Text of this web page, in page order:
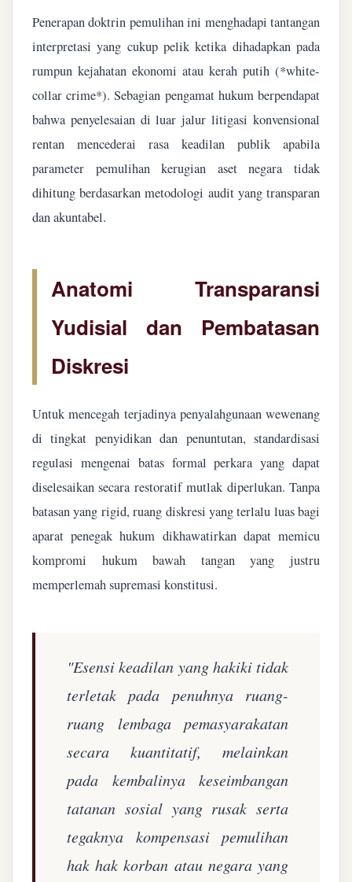
Penerapan doktrin pemulihan ini menghadapi tantangan
interpretasi yang cukup pelik ketika dihadapkan pada
rumpun kejahatan ekonomi atau kerah putih (*white-
collar crime*). Sebagian pengamat hukum berpendapat
bahwa penyelesaian di luar jalur litigasi konvensional
rentan mencederai rasa keadilan publik apabila
parameter pemulihan kerugian aset negara tidak
dihitung berdasarkan metodologi audit yang transparan
dan akuntabel.
Anatomi Transparansi
Yudisial dan Pembatasan
Diskresi
Untuk mencegah terjadinya penyalahgunaan wewenang
di tingkat penyidikan dan penuntutan, standardisasi
regulasi mengenai batas formal perkara yang dapat
diselesaikan secara restoratif mutlak diperlukan. Tanpa
batasan yang rigid, ruang diskresi yang terlalu luas bagi
aparat penegak hukum dikhawatirkan dapat memicu
kompromi hukum bawah tangan yang justru
memperlemah supremasi konstitusi.
"Esensi keadilan yang hakiki tidak
terletak pada penuhnya ruang-
ruang lembaga pemasyarakatan
secara kuantitatif, melainkan
pada kembalinya keseimbangan
tatanan sosial yang rusak serta
tegaknya kompensasi pemulihan
hak hak korban atau negara yang